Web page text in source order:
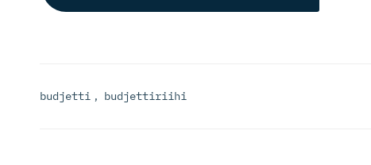
budjetti , budjettiriihi